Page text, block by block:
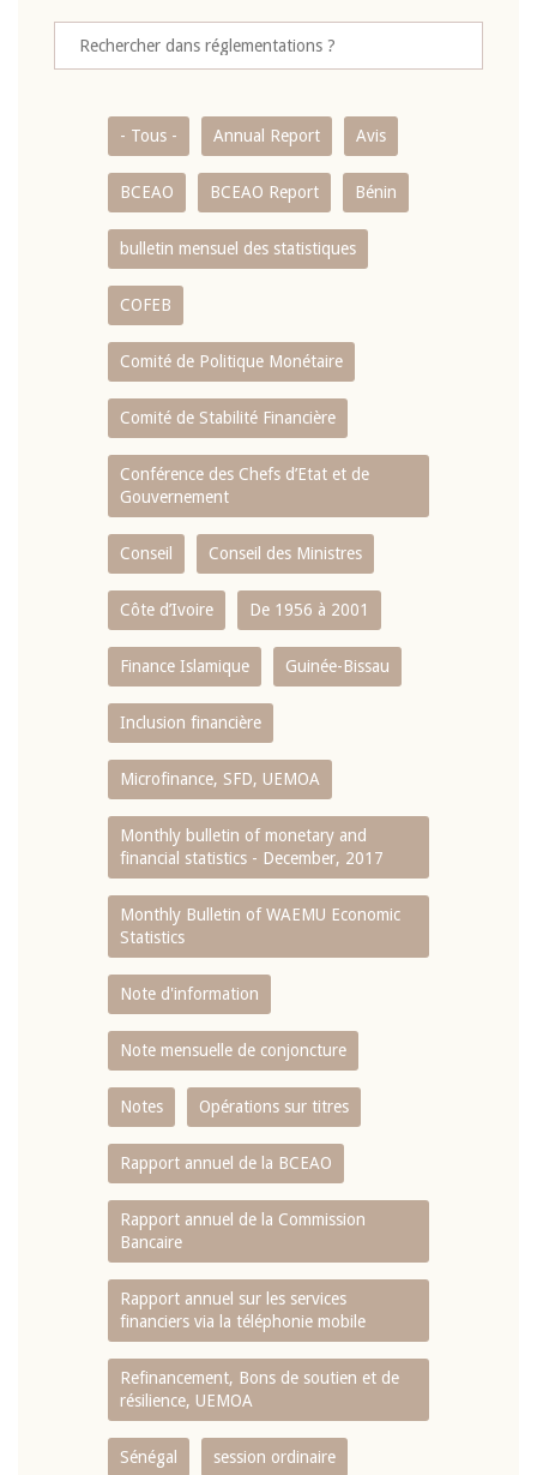
- Tous - Annual Report Avis
BCEAO BCEAO Report Bénin
bulletin mensuel des statistiques
COFEB
Comité de Politique Monétaire
Comité de Stabilité Financière
Conférence des Chefs d’Etat et de
Gouvernement
Conseil Conseil des Ministres
Côte d’Ivoire De 1956 à 2001
Finance Islamique Guinée-Bissau
Inclusion financière
Microfinance, SFD, UEMOA
Monthly bulletin of monetary and
financial statistics - December, 2017
Monthly Bulletin of WAEMU Economic
Statistics
Note d'information
Note mensuelle de conjoncture
Notes Opérations sur titres
Rapport annuel de la BCEAO
Rapport annuel de la Commission
Bancaire
Rapport annuel sur les services
financiers via la téléphonie mobile
Refinancement, Bons de soutien et de
résilience, UEMOA
Sénégal session ordinaire